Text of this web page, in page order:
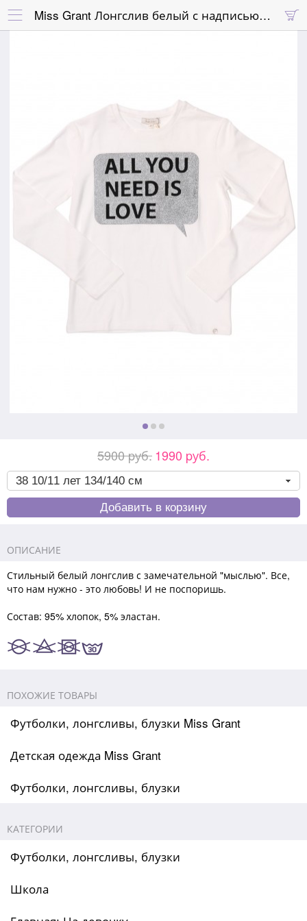
 
Miss Grant Лонгслив белый с надписью "All you need is love"
5900 pуб.1990 pуб.
ОПИСАНИЕ
Стильный белый лонгслив с замечательной "мыслью". Все,
что нам нужно - это любовь! И не поспоришь.
Состав: 95% хлопок, 5% эластан.
ПОХОЖИЕ ТОВАРЫ
Футболки, лонгсливы, блузки Miss Grant
Детская одежда Miss Grant
Футболки, лонгсливы, блузки
КАТЕГОРИИ
Футболки, лонгсливы, блузки
Школа